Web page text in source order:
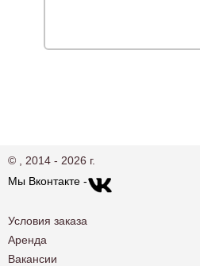
© , 2014 - 2026 г.
Мы Вконтакте -
Условия заказа
Аренда
Вакансии